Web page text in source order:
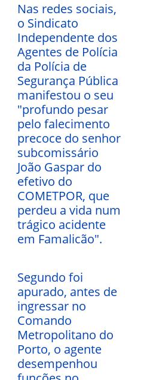
Nas redes sociais,
o Sindicato
Independente dos
Agentes de Polícia
da Polícia de
Segurança Pública
manifestou o seu
"profundo pesar
pelo falecimento
precoce do senhor
subcomissário
João Gaspar do
efetivo do
COMETPOR, que
perdeu a vida num
trágico acidente
em Famalicão".
Segundo foi
apurado, antes de
ingressar no
Comando
Metropolitano do
Porto, o agente
desempenhou